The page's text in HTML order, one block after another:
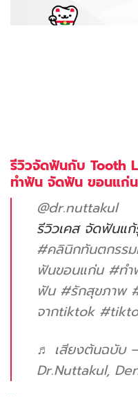
รีวิวจัดฟันกับ Tooth
ทำฟัน จัดฟัน ขอนแก่น
@dr.nuttakul
รีวิวเคส จัดฟันแ
#คลินิกทันตกรร
ฟันขอนแก่น #ทํา
ฟัน #รักสุขภาพ
จากtiktok
♬ เสียงต้นฉบับ
Dr.Nuttakul,